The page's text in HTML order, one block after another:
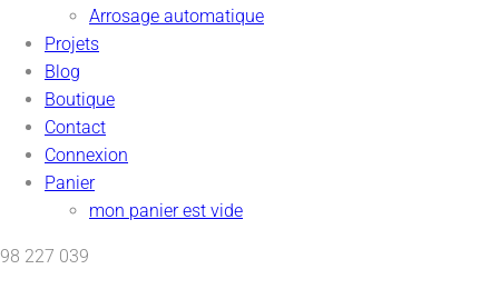
Arrosage automatique
Projets
Blog
Boutique
Contact
Connexion
Panier
mon panier est vide
98 227 039